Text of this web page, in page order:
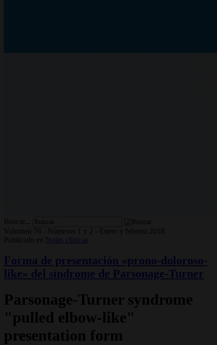
Buscar...
Volumen 76 - Números 1 y 2 - Enero y febrero 2018
Publicado en
Notas clínicas
Forma de presentación «prono-doloroso-
like» del síndrome de Parsonage-Turner
Parsonage-Turner syndrome
"pulled elbow-like"
presentation form